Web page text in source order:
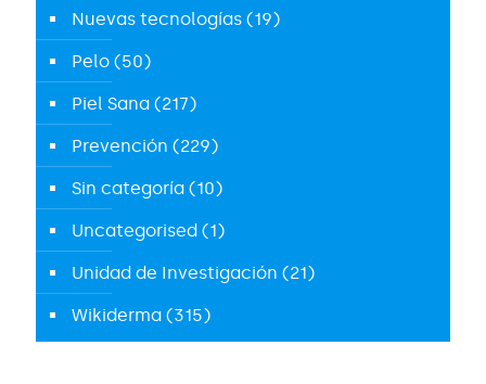
Nuevas tecnologías (19)
Pelo (50)
Piel Sana (217)
Prevención (229)
Sin categoría (10)
Uncategorised (1)
Unidad de Investigación (21)
Wikiderma (315)